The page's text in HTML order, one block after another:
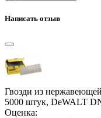
Написать отзыв
Гвозди из
5000 штук, DeWALT
Оценка: